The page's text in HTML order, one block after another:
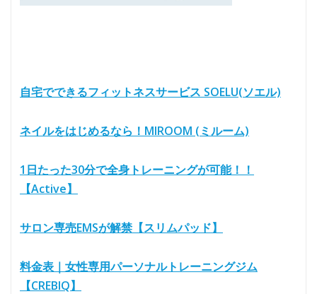
自宅でできるフィットネスサービス SOELU(ソエル)
ネイルをはじめるなら！MIROOM (ミルーム)
1日たった30分で全身トレーニングが可能！！
【Active】
サロン専売EMSが解禁【スリムパッド】
料金表｜女性専用パーソナルトレーニングジム
【CREBIQ】